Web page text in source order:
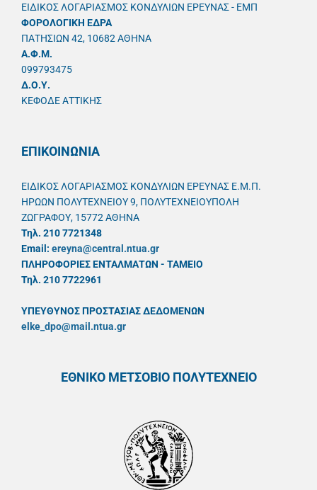
ΕΙΔΙΚΟΣ ΛΟΓΑΡΙΑΣΜΟΣ ΚΟΝΔΥΛΙΩΝ ΕΡΕΥΝΑΣ - ΕΜΠ
ΦΟΡΟΛΟΓΙΚΗ ΕΔΡΑ
ΠΑΤΗΣΙΩΝ 42, 10682 ΑΘΗΝΑ
A.Φ.Μ.
099793475
Δ.Ο.Υ.
ΚΕΦΟΔΕ ΑΤΤΙΚΗΣ
ΕΠΙΚΟΙΝΩΝΙΑ
ΕΙΔΙΚΟΣ ΛΟΓΑΡΙΑΣΜΟΣ ΚΟΝΔΥΛΙΩΝ ΕΡΕΥΝΑΣ Ε.Μ.Π.
ΗΡΩΩΝ ΠΟΛΥΤΕΧΝΕΙΟΥ 9, ΠΟΛΥΤΕΧΝΕΙΟΥΠΟΛΗ
ΖΩΓΡΑΦΟΥ, 15772 ΑΘΗΝΑ
Τηλ. 210 7721348
Email: ereyna@central.ntua.gr
ΠΛΗΡΟΦΟΡΙΕΣ ΕΝΤΑΛΜΑΤΩΝ - ΤΑΜΕΙΟ
Τηλ. 210 7722961
ΥΠΕΥΘYΝΟΣ ΠΡΟΣΤΑΣΙΑΣ ΔΕΔΟΜΕΝΩΝ
elke_dpo@mail.ntua.gr
ΕΘΝΙΚΟ ΜΕΤΣΟΒΙΟ ΠΟΛΥΤΕΧΝΕΙΟ